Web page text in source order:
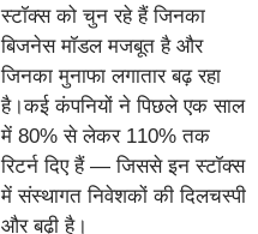
स्टॉक्स को चुन रहे हैं जिनका
बिजनेस मॉडल मजबूत है और
जिनका मुनाफा लगातार बढ़ रहा
है।कई कंपनियों ने पिछले एक साल
में 80% से लेकर 110% तक
रिटर्न दिए हैं — जिससे इन स्टॉक्स
में संस्थागत निवेशकों की दिलचस्पी
और बढ़ी है।